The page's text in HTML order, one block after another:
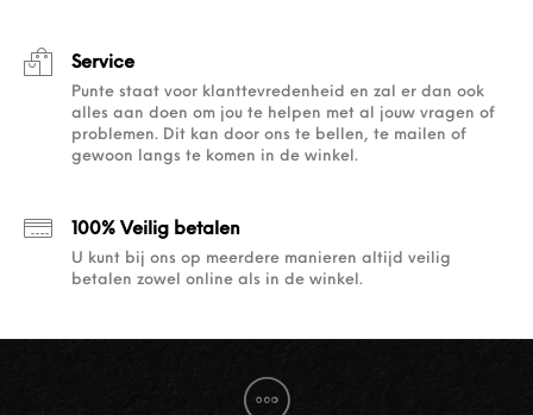
Service
Punte staat voor klanttevredenheid en zal er dan ook
alles aan doen om jou te helpen met al jouw vragen of
problemen. Dit kan door ons te bellen, te mailen of
gewoon langs te komen in de winkel.
100% Veilig betalen
U kunt bij ons op meerdere manieren altijd veilig
betalen zowel online als in de winkel.